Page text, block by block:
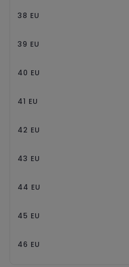
38 EU
39 EU
40 EU
41 EU
42 EU
43 EU
44 EU
45 EU
46 EU